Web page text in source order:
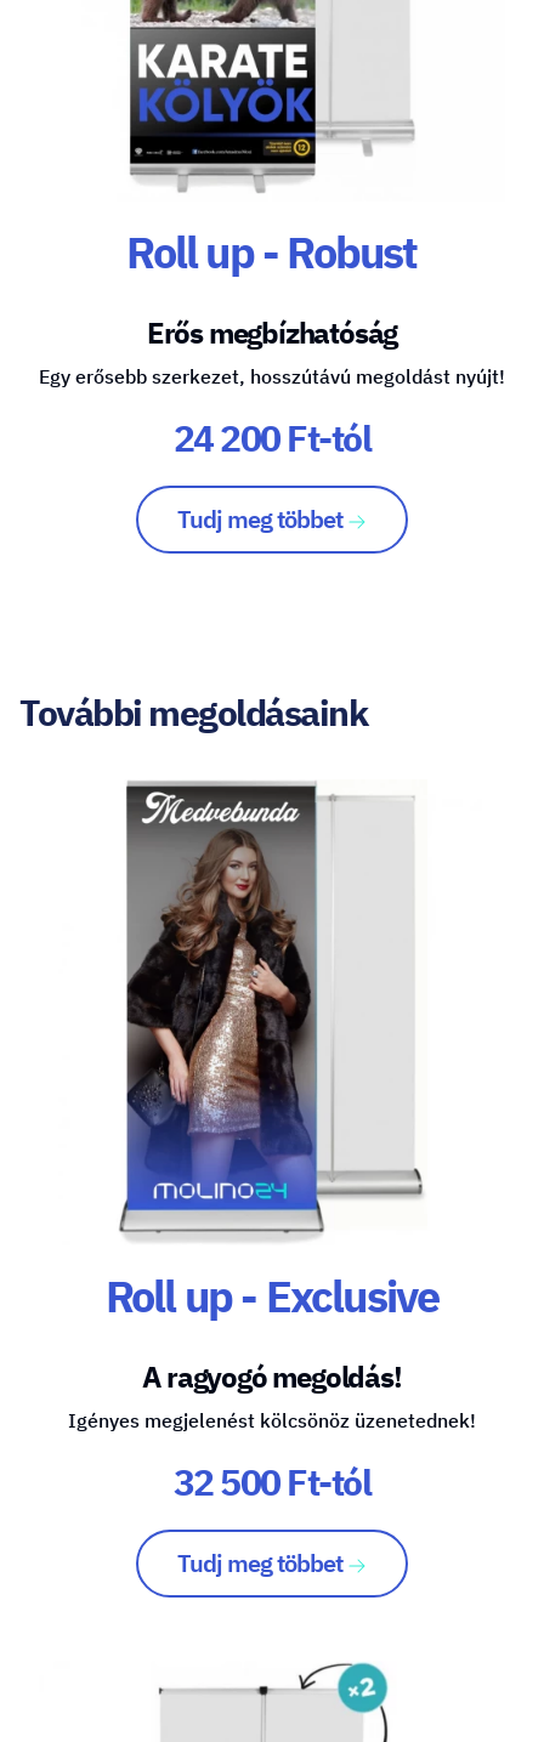
Roll up - Robust
Erős megbízhatóság
Egy erősebb szerkezet, hosszútávú megoldást nyújt!
24 200 Ft-tól
Tudj meg többet
További megoldásaink
Roll up - Exclusive
A ragyogó megoldás!
Igényes megjelenést kölcsönöz üzenetednek!
32 500 Ft-tól
Tudj meg többet